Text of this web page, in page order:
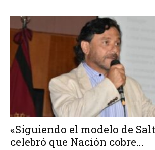
«Siguiendo el modelo de
celebró que Nación cobre...